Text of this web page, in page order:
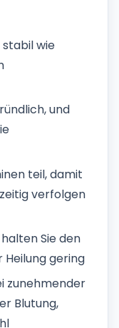
stabil wie
und
teil, damit
verfolgen
Sie den
gering
zunehmender
Blutung,